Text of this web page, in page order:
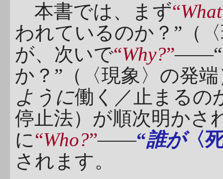
本書では、まず“
われているのか？”（
が、次いで“Why?”――“
か？”（〈現象〉の発
ように働く／止まるの
停止法）が順次明かさ
に“Who?”――“誰が〈
されます。